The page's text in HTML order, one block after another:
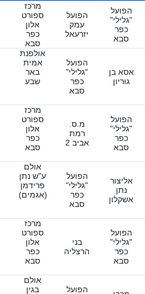
הפועל
"גלילי"
כפר
סבא
הפועל
עמק
יזרעאל
מרכז
ספורט
אלון
כפר
סבא
אסא בן
גוריון
הפועל
"גלילי"
כפר
סבא
אולפנת
אמית
באר
שבע
הפועל
"גלילי"
כפר
סבא
מ.ס.
רמת
אביב 2
מרכז
ספורט
אלון
כפר
סבא
אליצור
נתן
אשקלון
הפועל
"גלילי"
כפר
סבא
אולם
ע"ש נתן
פרידמן
(אגמים)
הפועל
"גלילי"
כפר
סבא
בני
הרצליה
מרכז
ספורט
אלון
כפר
סבא
הפועל
אולם
בגין